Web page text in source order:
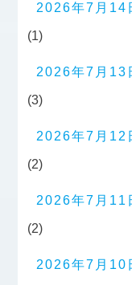
2026年7月14
(1)
2026年7月13
(3)
2026年7月12
(2)
2026年7月11
(2)
2026年7月10